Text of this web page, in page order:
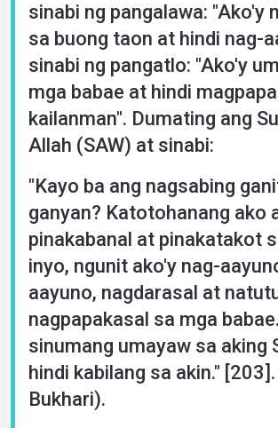
sinabi ng pangalawa: "Ako'y
sa buong taon at hindi nag-
sinabi ng pangatlo: "Ako'y
mga babae at hindi
kailanman". Dumating ang
Allah (SAW) at sinabi:
"Kayo ba ang nagsabing
ganyan? Katotohanang ako
pinakabanal at pinakatakot
inyo, ngunit ako'y nag-
aayuno, nagdarasal at
nagpapakasal sa mga
sinumang umayaw sa aking
hindi kabilang sa akin."
Bukhari).